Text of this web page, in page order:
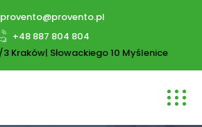
provento@provento.pl
+48 887 804 804
Kraków| Słowackiego 10 Myślenice